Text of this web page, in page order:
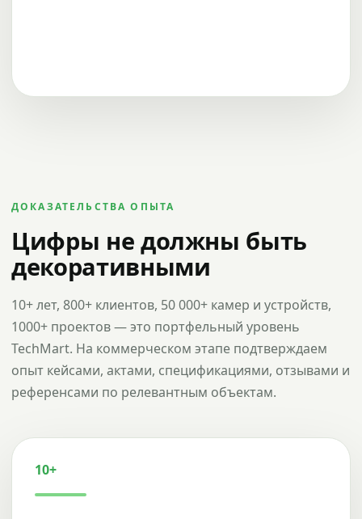
ДОКАЗАТЕЛЬСТВА ОПЫТА
Цифры не должны быть
декоративными
10+ лет, 800+ клиентов, 50 000+ камер и устройств,
1000+ проектов — это портфельный уровень
TechMart. На коммерческом этапе подтверждаем
опыт кейсами, актами, спецификациями, отзывами и
референсами по релевантным объектам.
10+